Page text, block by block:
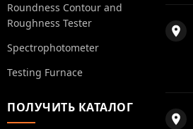
Roundness Contour and
Roughness Tester
Spectrophotometer
Testing Furnace
ПОЛУЧИТЬ КАТАЛОГ